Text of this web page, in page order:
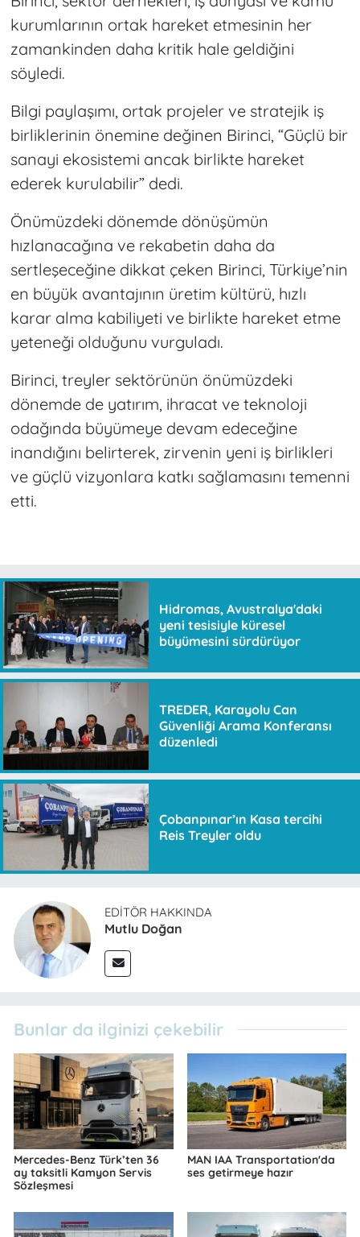
kurumlarının ortak hareket etmesinin her
zamankinden daha kritik hale geldiğini
söyledi.
Bilgi paylaşımı, ortak projeler ve stratejik iş
birliklerinin önemine değinen Birinci, “Güçlü bir
sanayi ekosistemi ancak birlikte hareket
ederek kurulabilir” dedi.
Önümüzdeki dönemde dönüşümün
hızlanacağına ve rekabetin daha da
sertleşeceğine dikkat çeken Birinci, Türkiye’nin
en büyük avantajının üretim kültürü, hızlı
karar alma kabiliyeti ve birlikte hareket etme
yeteneği olduğunu vurguladı.
Birinci, treyler sektörünün önümüzdeki
dönemde de yatırım, ihracat ve teknoloji
odağında büyümeye devam edeceğine
inandığını belirterek, zirvenin yeni iş birlikleri
ve güçlü vizyonlara katkı sağlamasını temenni
etti.
Hidromas, Avustralya'daki
yeni tesisiyle küresel
büyümesini sürdürüyor
TREDER, Karayolu Can
Güvenliği Arama Konferansı
düzenledi
Çobanpınar’ın Kasa tercihi
Reis Treyler oldu
EDITÖR HAKKINDA
Mutlu Doğan
Bunlar da ilginizi çekebilir
Mercedes-Benz Türk’ten 36
ay taksitli Kamyon Servis
Sözleşmesi
MAN IAA Transportation'da
ses getirmeye hazır